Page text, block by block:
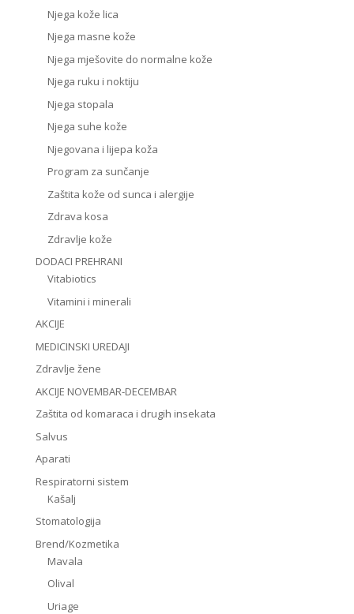
Njega kože lica
Njega masne kože
Njega mješovite do normalne kože
Njega ruku i noktiju
Njega stopala
Njega suhe kože
Njegovana i lijepa koža
Program za sunčanje
Zaštita kože od sunca i alergije
Zdrava kosa
Zdravlje kože
DODACI PREHRANI
Vitabiotics
Vitamini i minerali
AKCIJE
MEDICINSKI UREDAJI
Zdravlje žene
AKCIJE NOVEMBAR-DECEMBAR
Zaštita od komaraca i drugih insekata
Salvus
Aparati
Respiratorni sistem
Kašalj
Stomatologija
Brend/Kozmetika
Mavala
Olival
Uriage